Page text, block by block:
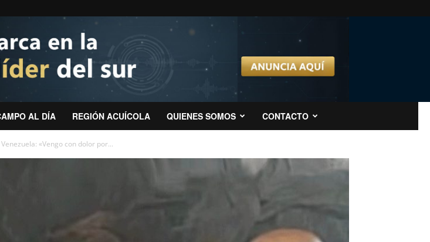
AL DÍA REGIÓN ACUÍCOLA QUIENES SOMOS CONTACTO
«Vengo con dolor por...